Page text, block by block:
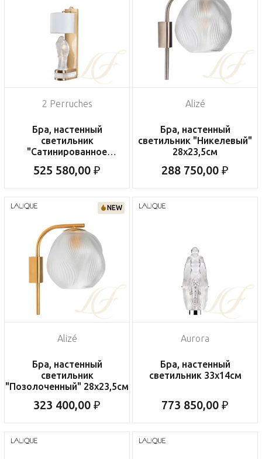
2 Perruches
Бра, настенный
светильник
"Сатинированное
525 580,00 ₽
Alizé
Бра, настенный
светильник "Никелевый"
28х23,5см
288 750,00 ₽
NEW
Alizé
Бра, настенный
светильник
"Позолоченный" 28х23,5см
323 400,00 ₽
Aurora
Бра, настенный
светильник 33x14см
773 850,00 ₽